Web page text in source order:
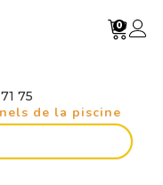
0
75
de la piscine